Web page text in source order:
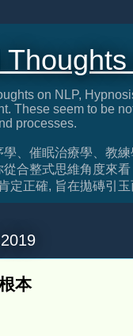
on NLP,
These seem to be
processes.
、催眠治療學、教
合整式思維角度來
定正確, 旨在拋磚引
本